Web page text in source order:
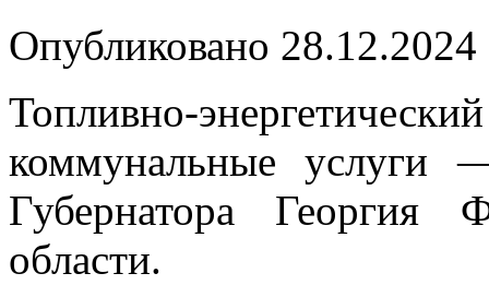
Опубликовано
Топливно-
коммунальные услуги
Губернатора Георгия
области.